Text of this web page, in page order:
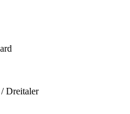
Dreitaler